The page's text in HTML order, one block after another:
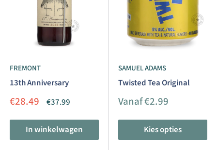
FREMONT
13th Anniversary
Aanbiedingsprijs
€28.49 Normale
€37.99
In winkelwagen
SAMUEL ADAMS
Twisted Tea Original
Aanbiedingsprijs
Vanaf €2.99
Kies opties